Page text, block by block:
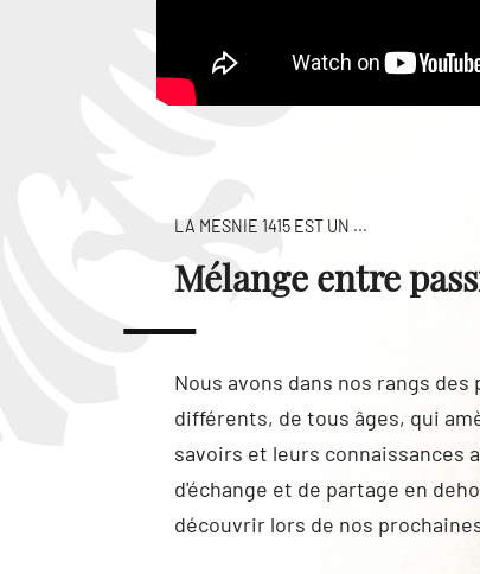
LA MESNIE 1415 EST UN ...
Mélange entre
Nous avons dans nos rangs
différents, de tous âges, qui
savoirs et leurs connaissances
d'échange et de partage en
découvrir lors de nos